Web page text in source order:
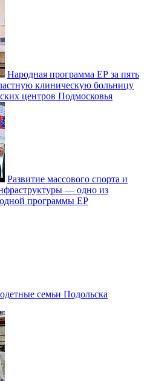
Народная программа ЕР за пять
клиническую больницу
центров Подмосковья
Развитие массового спорта и
— одно из
программы ЕР
семьи Подольска